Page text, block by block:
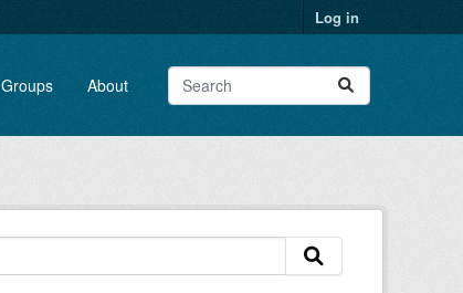
Log in
Groups About